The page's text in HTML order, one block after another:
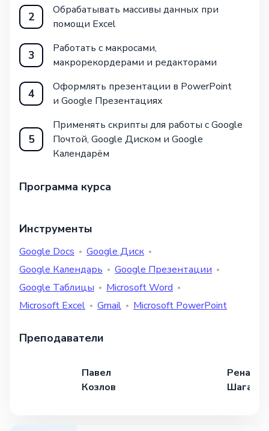
2
Обрабатывать массивы данных при
помощи Excel
3
Работать с макросами,
макрорекордерами и редакторами
4
Оформлять презентации в PowerPoint
и Google Презентациях
5
Применять скрипты для работы с Google
Почтой, Google Диском и Google
Календарём
Программа курса
Инструменты
Google Docs
Google Диск
Google Календарь
Google Презентации
Google Таблицы
Microsoft Word
Microsoft Excel
Gmail Microsoft PowerPoint
Преподаватели
Павел
Козлов
Ренат